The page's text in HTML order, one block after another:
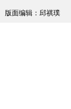
版面编辑：邱祺璞